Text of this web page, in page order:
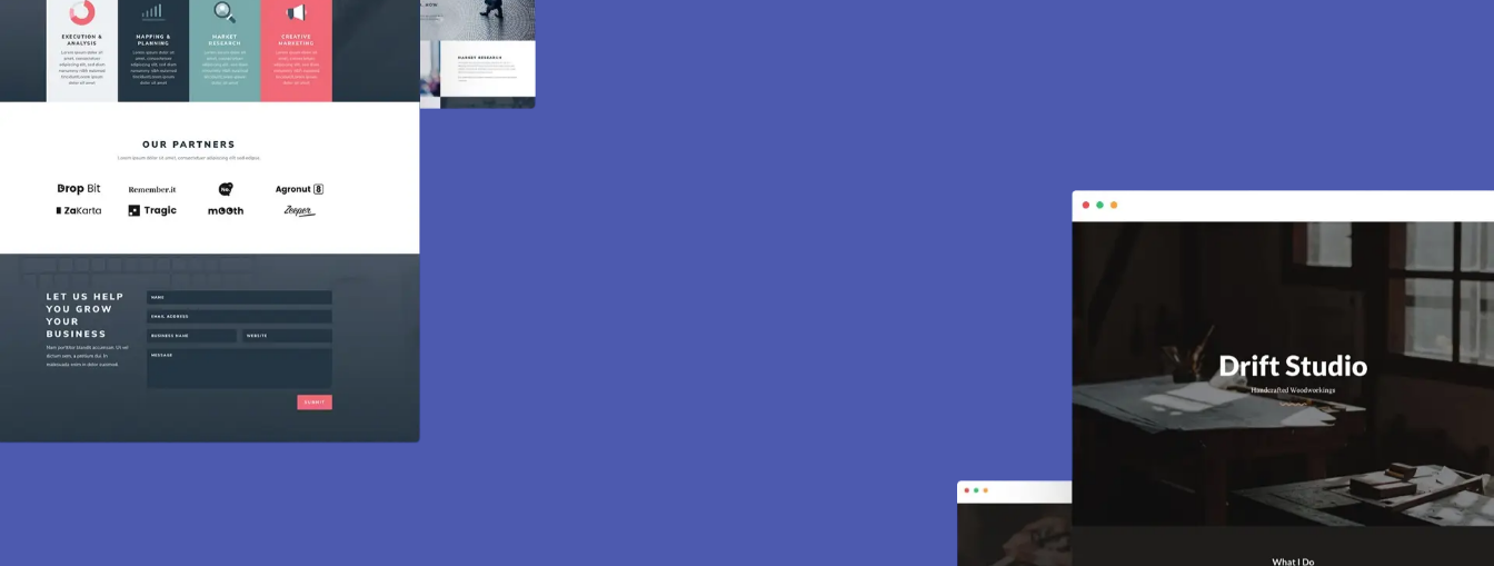
Création de site internet et e-commerce à Frouville 95690.
Des sites modernes, rapides et optimisés pour attirer des clients près de 95690 Frouville. Sites vitrines, e-commerce, SEO, maintenance… tout